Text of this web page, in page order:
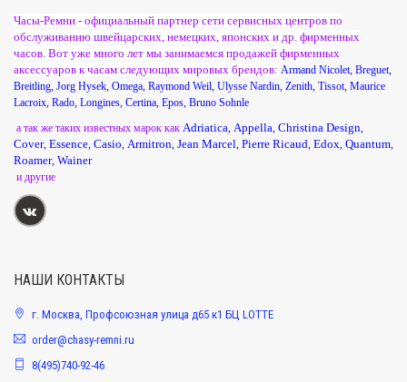
Часы-Ремни - официальный партнер сети сервисных центров по
обслуживанию швейцарских, немецких, японских и др. фирменных
часов. Вот уже много лет мы занимаемся продажей фирменных
аксессуаров к часам следующих мировых брендов: Armand Nicolet Breguet
Breitling Jorg Hysek Omega Raymond Weil Ulysse Nardin Zenith Tissot Maurice
Lacroix Rado Longines Certina Epos Bruno Sohnle
а так же таких известных марок как Adriatica Appella Christina Design
Cover, Essence Casio Armitron Jean Marcel Pierre Ricaud Edox Quantum
Roamer, Wainer
и другие
НАШИ КОНТАКТЫ
г. Москва, Профсоюзная улица д65 к1 БЦ LOTTE
order@chasy-remni.ru
8(495)740-92-46